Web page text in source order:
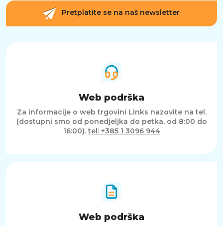
Pretplatite se na naš newsletter
Web podrška
Za informacije o web trgovini Links nazovite na tel.
(dostupni smo od ponedjeljka do petka, od 8:00 do
16:00).tel: +385 1 3096 944
Web podrška